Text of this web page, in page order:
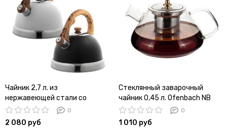
Чайник 2,7 л. из
нержавеющей стали со
свистком Ofenbach NB
100305
0
2 080 руб
Стеклянный заварочный
чайник 0,45 л. Ofenbach NB
100616S с ситечком
0
1 010 руб